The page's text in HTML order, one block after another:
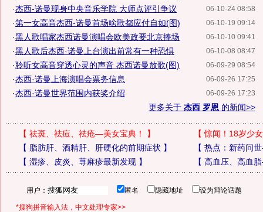
06-10-24 08:58
·杰西-诺曼现身中央音乐学院 大师点评引争议
06-10-19 09:14
·第一女高音杰西-诺曼首场啥歌都应付自如(图)
06-10-10 09:41
·黑人歌唱家杰西诺曼演唱会欧美政要北京捧场
06-10-08 08:47
·黑人歌后杰西·诺曼上台演出前常有一种恐惧
06-09-29 08:54
·聆听女高音穿透心灵的声音 杰西诺曼放歌(图)
06-09-26 17:25
·杰西·诺曼上海演唱会票务信息
06-09-26 17:23
·杰西·诺曼世界范围内获奖介绍
更多关于 杰西 罗恩 的新闻>>
【 祛斑、祛痘、祛疮—美女宝典！ 】 【惊闻！18岁少
【 脂肪肝、酒精肝、肝硬化的前期症状 】 【 热点：新药问
【 湿疹、皮炎、荨麻疹最新发现】 【 高血压、高血
用户： 匿名 隐藏地址 设为辩论话题
*搜狗拼音输入法，中文处理专家>>